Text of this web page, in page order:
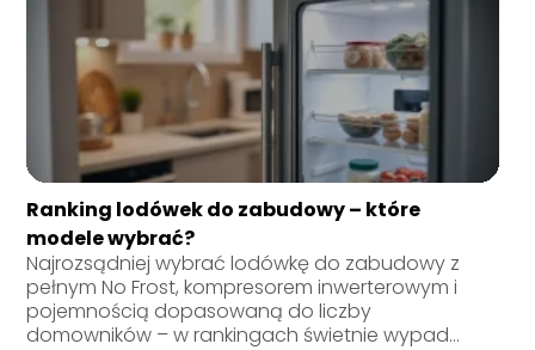
Ranking lodówek do zabudowy – które
modele wybrać?
Najrozsądniej wybrać lodówkę do zabudowy z
pełnym No Frost, kompresorem inwerterowym i
pojemnością dopasowaną do liczby
domowników – w rankingach świetnie wypad...